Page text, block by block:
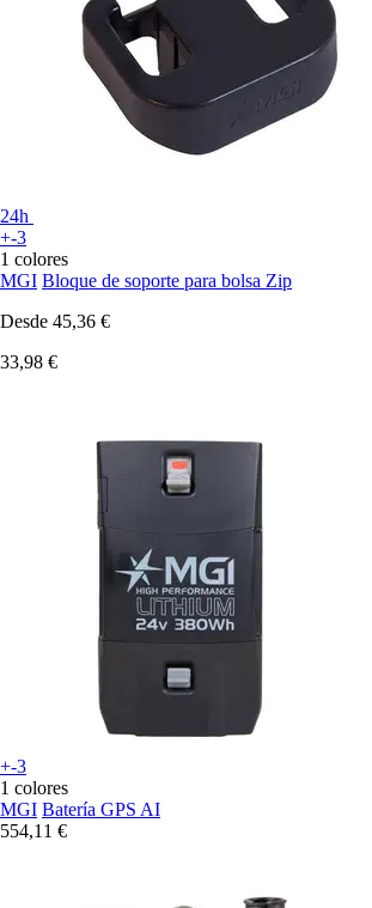
24h
+-3
1 colores
MGI Bloque de soporte para bolsa Zip
Desde 45,36 €
33,98 €
+-3
1 colores
MGI Batería GPS AI
554,11 €